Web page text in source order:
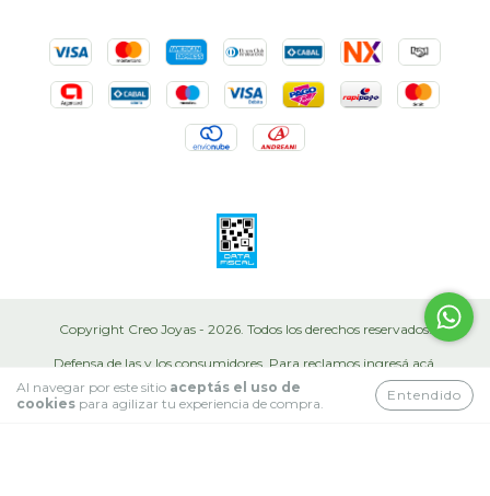
Al navegar por este sitio aceptás el uso de
cookies para agilizar tu experiencia de compra.
Entendido
Copyright Creo Joyas - 2026. Todos los derechos reservados.
Defensa de las y los consumidores. Para reclamos ingresá acá.
Botón de arrepentimiento